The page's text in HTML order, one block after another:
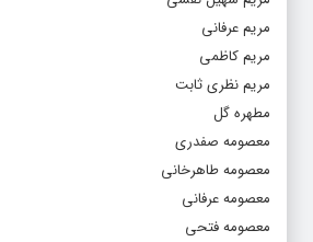
مریم عرفانی
مریم کاظمی
مریم نظری ثابت
مطهره گل
معصومه صفدری
معصومه طاهرخانی
معصومه عرفانی
معصومه فتحی